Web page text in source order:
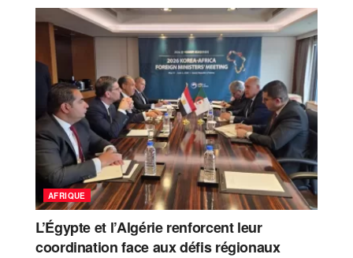
AFRIQUE
L’Égypte et l’Algérie renforcent leur
coordination face aux défis régionaux